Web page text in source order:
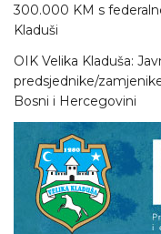
300.000 KM s
Kladuši
OIK Velika Kladuša:
predsjednike/
Bosni i Hercegovini